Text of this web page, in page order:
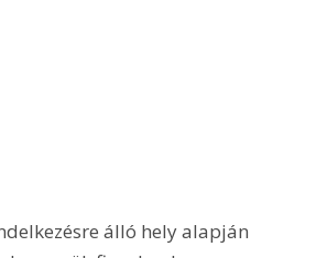
álló hely alapján